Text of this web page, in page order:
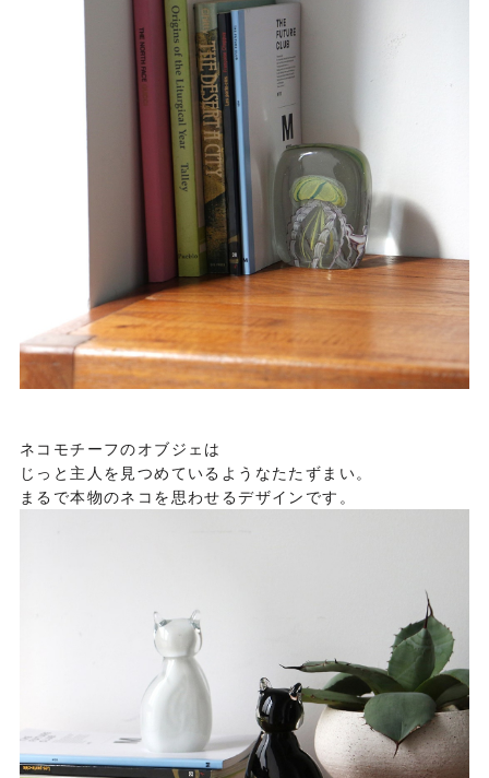
ネコモチーフのオブジェは
じっと主人を見つめているようなたたずまい。
まるで本物のネコを思わせるデザインです。